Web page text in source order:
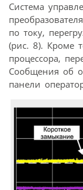
Система
по току,
(рис. 8). Кроме
процессора,
Сообщения об
панели